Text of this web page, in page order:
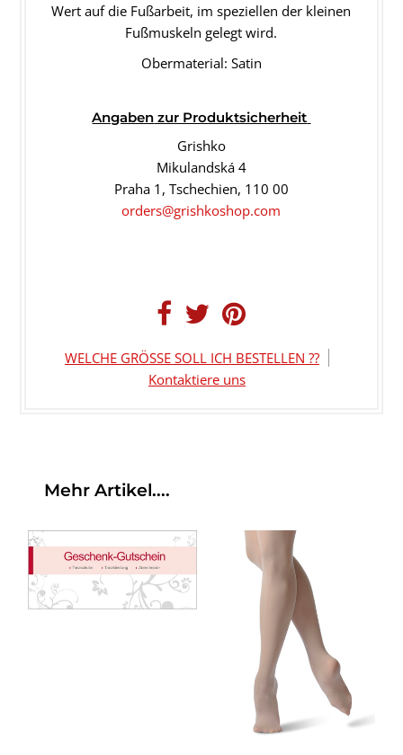
Wert auf die Fußarbeit, im speziellen der kleinen
Fußmuskeln gelegt wird.
Obermaterial: Satin
Angaben zur Produktsicherheit
Grishko
Mikulandská 4
Praha 1, Tschechien, 110 00
orders@grishkoshop.com
WELCHE GRÖSSE SOLL ICH BESTELLEN ??
Kontaktiere uns
Mehr Artikel....